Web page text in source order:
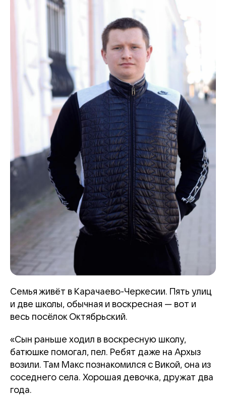
Семья живёт в Карачаево-Черкесии. Пять улиц
и две школы, обычная и воскресная — вот и
весь посёлок Октябрьский.
«Сын раньше ходил в воскресную школу,
батюшке помогал, пел. Ребят даже на Архыз
возили. Там Макс познакомился с Викой, она из
соседнего села. Хорошая девочка, дружат два
года.